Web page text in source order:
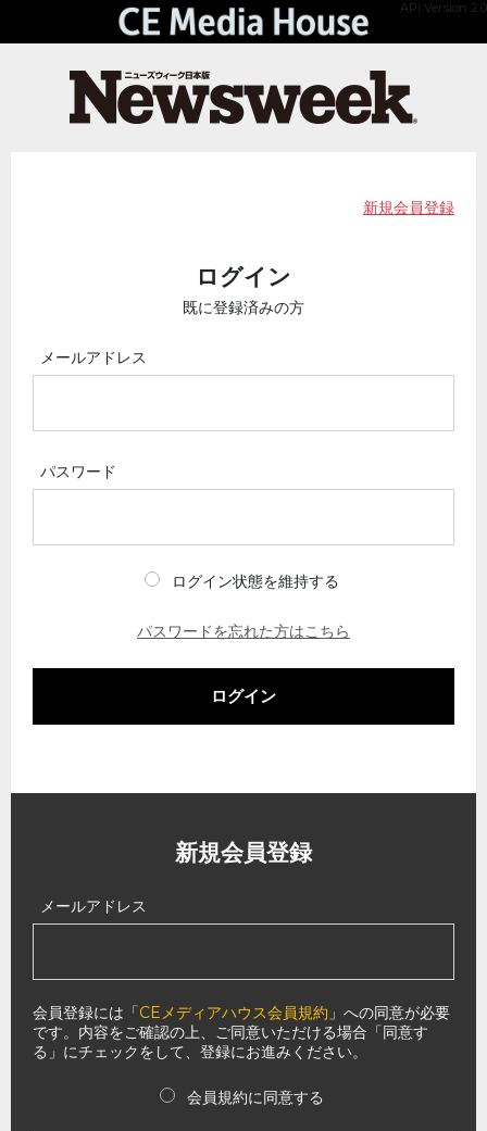
API Version 2.0
新規会員登録
ログイン
既に登録済みの方
メールアドレス
パスワード
ログイン状態を維持する
パスワードを忘れた方はこちら
ログイン
新規会員登録
メールアドレス
会員登録には「CEメディアハウス会員規約 」への同意が必要
です。内容をご確認の上、ご同意いただける場合「同意す
る」にチェックをして、登録にお進みください。
会員規約に同意する